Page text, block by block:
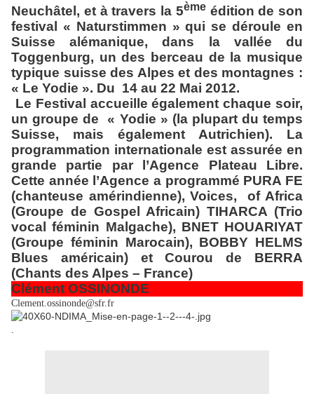
Neuchâtel, et à travers la 5èmeédition de son
festival « Naturstimmen » qui se déroule en
Suisse alémanique, dans la vallée du
Toggenburg, un des berceau de la musique
typique suisse des Alpes et des montagnes :
« Le Yodie ». Du 14 au 22 Mai 2012.
Le Festival accueille également chaque soir,
un groupe de « Yodie » (la plupart du temps
Suisse, mais également Autrichien). La
programmation internationale est assurée en
grande partie par l’Agence Plateau Libre.
Cette année l’Agence a programmé PURA FE
(chanteuse amérindienne), Voices,
of Africa
(Groupe de Gospel Africain) TIHARCA (Trio
vocal féminin Malgache), BNET HOUARIYAT
(Groupe féminin Marocain), BOBBY HELMS
Blues américain) et Courou de BERRA
(Chants des Alpes – France)
Clément OSSINONDE
Clement.ossinonde@sfr.fr
.